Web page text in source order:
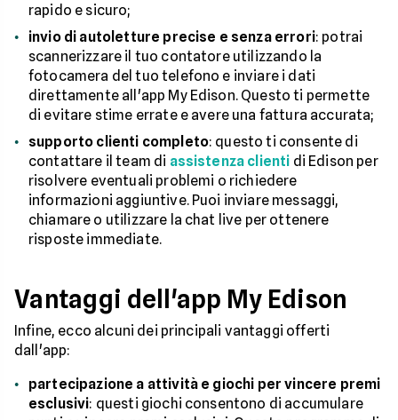
rapido e sicuro;
invio di autoletture precise e senza errori: potrai
scannerizzare il tuo contatore utilizzando la
fotocamera del tuo telefono e inviare i dati
direttamente all'app My Edison. Questo ti permette
di evitare stime errate e avere una fattura accurata;
supporto clienti completo: questo ti consente di
contattare il team di assistenza clienti di Edison per
risolvere eventuali problemi o richiedere
informazioni aggiuntive. Puoi inviare messaggi,
chiamare o utilizzare la chat live per ottenere
risposte immediate.
Vantaggi dell'app My Edison
Infine, ecco alcuni dei principali vantaggi offerti
dall'app:
partecipazione a attività e giochi per vincere premi
esclusivi: questi giochi consentono di accumulare